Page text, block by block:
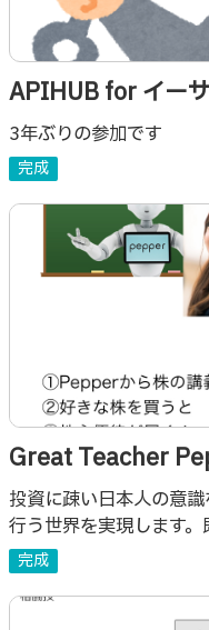
APIHUB for イー
3年ぶりの参加です
完成
Great Teacher
Investment
投資に疎い日本人の意
行う世界を実現します。
Pepperにしか出来ない事
完成